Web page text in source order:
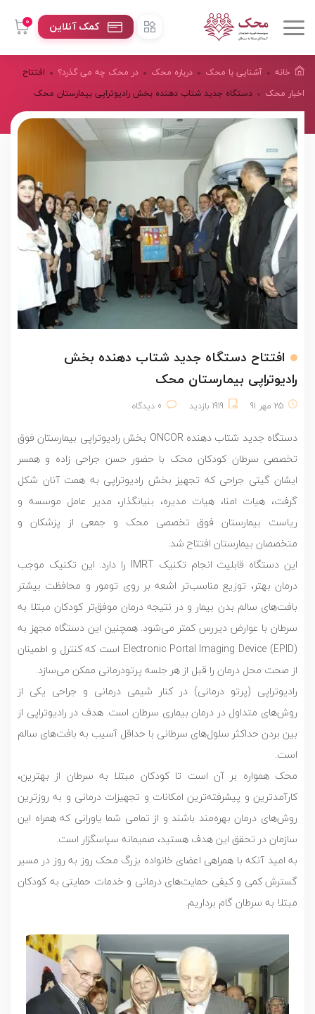
0 کمک آنلاین
خانه آشنایی با محک درباره محک
در محک چه می گذرد؟
اخبار محک
افتتاح
دستگاه جدید شتاب دهنده بخش رادیوتراپی بیمارستان محک
افتتاح دستگاه جدید شتاب دهنده بخش
رادیوتراپی بیمارستان محک
25 مهر 91 1919 بازدید 0 دیدگاه
دستگاه جدید شتاب دهنده ONCOR بخش رادیوتراپی بیمارستان فوق
تخصصی سرطان کودکان محک با حضور حسن جراحی زاده و همسر
ایشان گیتی جراحی که تجهیز بخش رادیوتراپی به همت آنان شکل
گرفت، هیات امنا، هیات مدیره، بنیانگذار،‌ مدیر عامل موسسه و
ریاست بیمارستان فوق تخصصی محک و جمعی از پزشکان و
متخصصان بیمارستان افتتاح شد.
این دستگاه قابلیت انجام تکنیک IMRT را دارد. این تکنیک موجب
درمان بهتر، توزیع مناسب‌تر اشعه بر روی تومور و محافظت بیشتر
بافت‌های سالم بدن بیمار و در نتیجه درمان موفق‌تر کودکان مبتلا به
سرطان با عوارض دیررس کمتر می‌شود. همچنین این دستگاه مجهز به
Electronic Portal Imaging Device (EPID) است که کنترل و اطمینان
از صحت محل درمان را قبل از هر جلسه پرتودرمانی ممکن می‌سازد.
رادیوتراپی (پرتو درمانی) در کنار شیمی درمانی و جراحی یکی از
روش‌های متداول در درمان بیماری سرطان است. هدف در رادیوتراپی از
بین بردن حداکثر سلول‌های سرطانی با حداقل آسیب به بافت‌های سالم
است.
محک همواره بر آن است تا کودکان مبتلا به سرطان از بهترین،
کارآمدترین و پیشرفته‌ترین امکانات و تجهیزات درمانی و به روز‌ترین
روش‌های درمان بهره‌مند باشند و از تمامی شما یاورانی که همراه این
سازمان در تحقق این هدف هستید، ‌صمیمانه سپاسگزار است.
به امید آنکه با همراهی اعضای خانواده بزرگ محک روز به روز در مسیر
گسترش کمی و کیفی حمایت‌های درمانی و خدمات حمایتی به کودکان
مبتلا به سرطان گام برداریم.